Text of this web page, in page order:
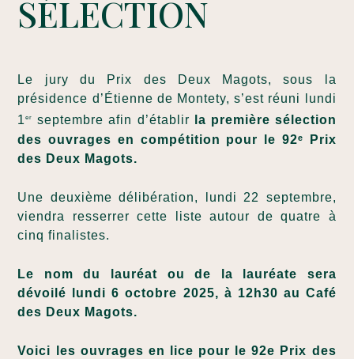
SÉLECTION
Le jury du Prix des Deux Magots, sous la
présidence d’Étienne de Montety, s’est réuni lundi
1er septembre afin d’établir
la première sélection
des ouvrages en compétition pour le 92ᵉ Prix
des Deux Magots.
Une deuxième délibération, lundi 22 septembre,
viendra resserrer cette liste autour de quatre à
cinq finalistes.
Le nom du lauréat ou de la lauréate sera
dévoilé lundi 6 octobre 2025, à 12h30 au Café
des Deux Magots.
Voici les ouvrages en lice pour le 92e Prix des